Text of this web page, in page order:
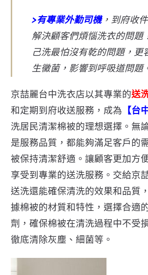
>有專業外勤司機，到府收
解決顧客們煩惱洗衣的問題
己洗最怕沒有乾的問題，更
生黴菌，影響到呼吸道問題
京喆麗台中洗衣店以其專業的送
和定期到府收送服務，成為 【台
洗居民清潔棉被的理想選擇。無
是服務品質，都能夠滿足客戶的
被保持清潔舒適。讓顧客更加方
享受到專業的送洗服務。交給京
送洗還能確保清洗的效果和品質
據棉被的材質和特性，選擇合適
劑，確保棉被在清洗過程中不受
徹底清除灰塵、細菌等。